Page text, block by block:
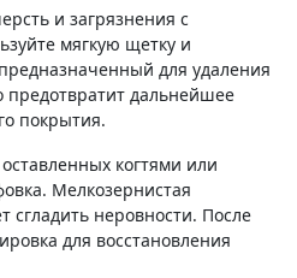
и загрязнения с
мягкую щетку и
для удаления
предотвратит дальнейшее
покрытия.
оставленных когтями или
Мелкозернистая
сгладить неровности. После
для восстановления